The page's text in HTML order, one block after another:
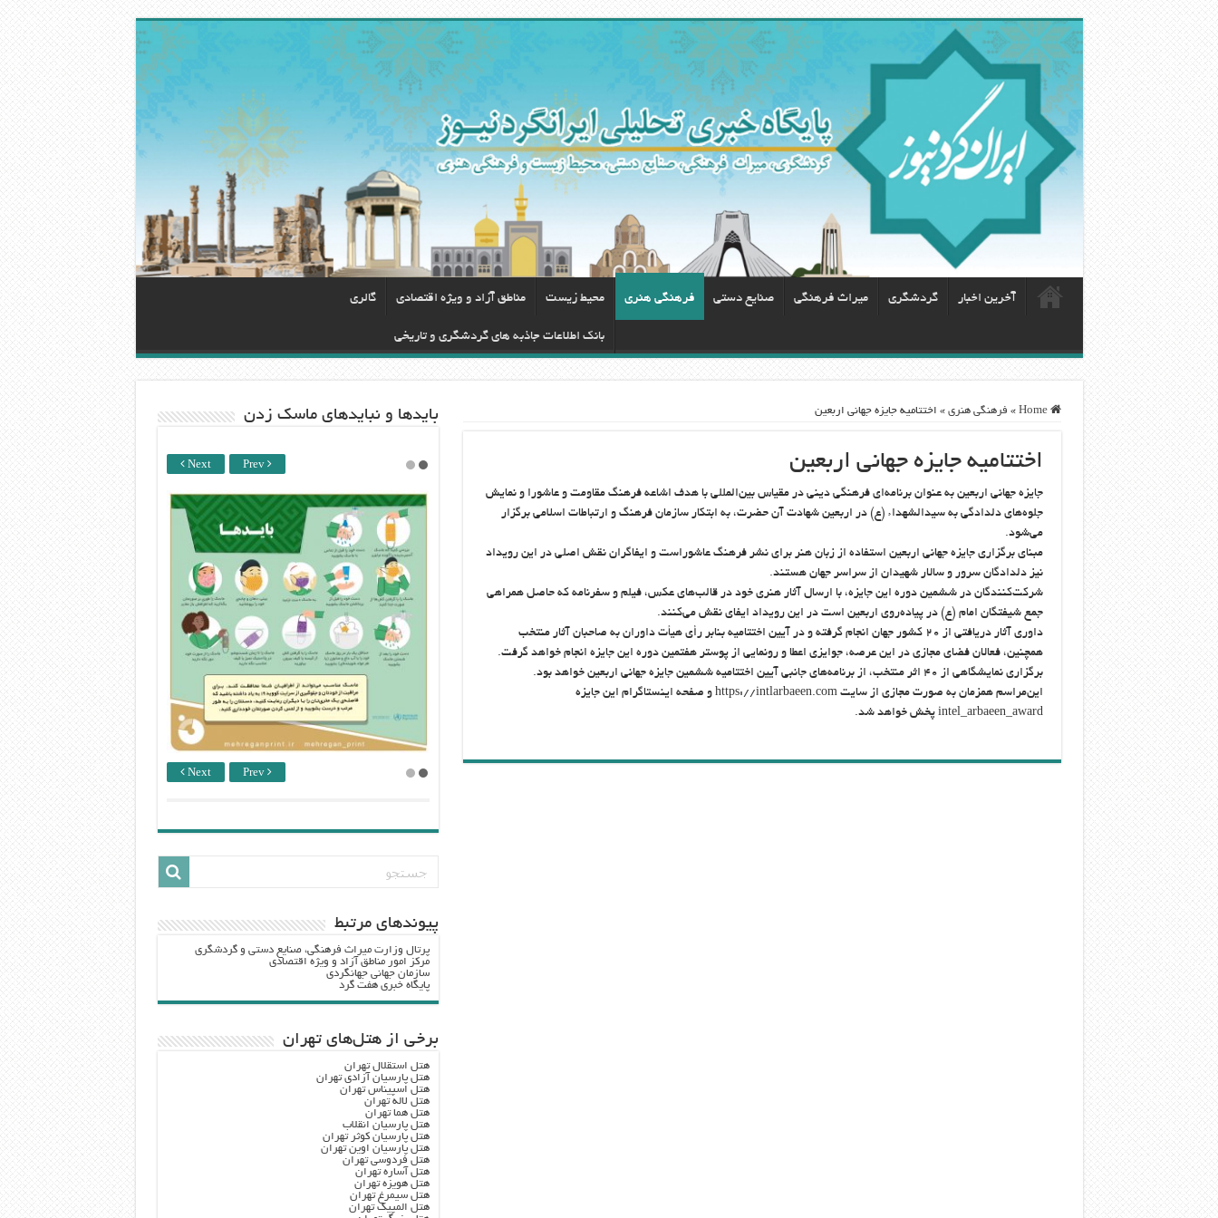
آخرین اخبار گردشگری ميراث فرهنگی صنایع دستی فرهنگی هنری محيط زيست مناطق آزاد و ویژه اقتصادی گالری
بانک اطلاعات جاذبه های گردشگری و تاریخی
Home
» فرهنگی هنری » اختتامیه جایزه جهانی اربعین
اختتامیه جایزه جهانی اربعین
جایزه جهانی اربعین به عنوان برنامه‌ای فرهنگی دینی در مقیاس بین‌المللی با هدف اشاعه فرهنگ مقاومت و عاشورا و نمایش
جلوه‌های دلدادگی به سیدالشهداء (ع) در اربعین شهادت آن حضرت، به ابتکار سازمان فرهنگ و ارتباطات اسلامی برگزار
می‌شود.
مبنای برگزاری جایزه جهانی اربعین استفاده از زبان هنر برای نشر فرهنگ عاشوراست و ایفاگران نقش اصلی در این رویداد
نیز دلدادگان سرور و سالار شهیدان از سراسر جهان هستند.
شرکت‌کنندگان در ششمین دوره این جایزه، با ارسال آثار هنری خود در قالب‌های عکس، فیلم و سفرنامه که حاصل همراهی
جمع شیفتگان امام (ع) در پیاده‌روی اربعین است در این رویداد ایفای نقش می‌کنند.
داوری آثار دریافتی از ۲۰ کشور جهان انجام گرفته و در آیین اختتامیه بنابر رأی هیأت داوران به صاحبان آثار منتخب
همچنین، فعالان فضای مجازی در این عرصه، جوایزی اعطا و رونمایی از پوستر هفتمین دوره این جایزه انجام خواهد گرفت.
برگزاری نمایشگاهی از ۴۰ اثر منتخب، از برنامه‌های جانبی آیین اختتامیه ششمین جایزه جهانی اربعین خواهد بود.
این‌مراسم همزمان به صورت مجازی از سایت https://intlarbaeen.com و صفحه اینستاگرام این جایزه
intel_arbaeen_award پخش خواهد شد.
باید‌ها و نبایدهای ماسک زدن
Next Prev
Next Prev
پيوندهاي مرتبط
پرتال وزارت ميراث فرهنگي، صنایع دستی و گردشگري
مرکز امور مناطق آزاد و ویژه اقتصادی
سازمان جهانی جهانگردی
پایگاه خبری هفت گرد
برخی از هتل‌های تهران
هتل استقلال تهران
هتل پارسیان آزادی تهران
هتل اسپیناس تهران
هتل لاله تهران
هتل هما تهران
هتل پارسیان انقلاب
هتل پارسیان کوثر تهران
هتل پارسیان اوین تهران
هتل فردوسی تهران
هتل آساره تهران
هتل هویزه تهران
هتل سیمرغ تهران
هتل المپیک تهران